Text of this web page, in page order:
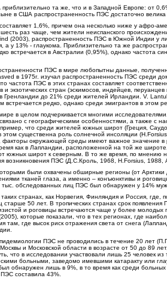
та же, что и в Западной Европе: от
в США распространенность ПЭС достаточно велика
1,6%, причем она несколько ниже у афро-
раз чаще, чем жители неиспанского
(2003), распространенность ПЭС в Южной Индии у
а у 13% - глаукома. Приблизительно та же
встречается в Австралии (0,95%), однако частота
ПЭС в мире любопытны данные,
в 1975г. изучал распространенность ПЭС среди
частота ПЭС в этих странах составляет
экзотических стран (эскимосов, индейцев,
Гренландии до 21% среди жителей Ирландии. V.
встречается редко, однако среди эмигрантов в этом
в целом подчеркивается многими
с географическими особенностями, а также с
что среди жителей южных широт (Греция,
существенна роль солнечной инсоляции
факторы окружающей среды имеют важное значение
как в Лапландии, расположенной на той же
южных широт к северным. В то же время, по мнению
возникновения ПЭС (Д.С.Кроль, 1968, H.Forsius, 1988,
были охвачены обширные регионы (от Арктики
тканей глаза, а именно – конъюнктивы и
тыс. обследованных лиц ПЭС был обнаружен у 14%
странах, как Норвегия, Финляндия и Россия,
старше 50 лет. В тропических странах срок
и роговицы встречаются чаще у более молодых
которые показали, что в тех регионах, где
там, где высок риск отражения света от снега
ПЭС не проводились в течение 20 лет
и Московской области в возрасте от 50 до 89
что в исследовании участвовали лишь 25 человек
больными, заведомо имевшими катаракту или
обнаружен лишь в 9%, в то время как среди больных
составила 43%.